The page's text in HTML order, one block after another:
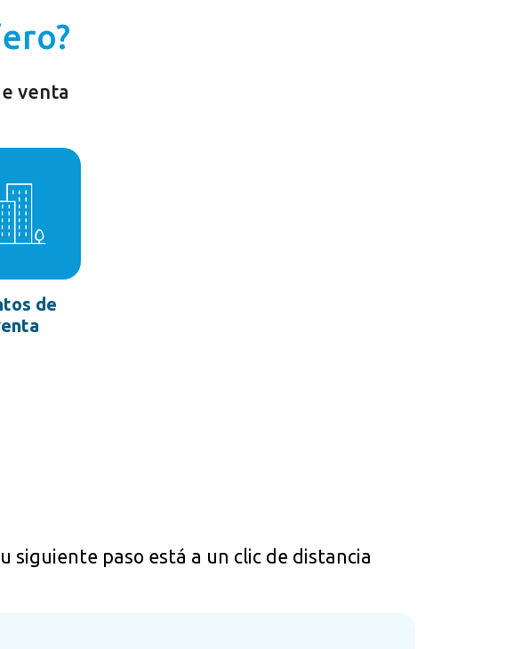
venta
de
siguiente paso está a un clic de distancia